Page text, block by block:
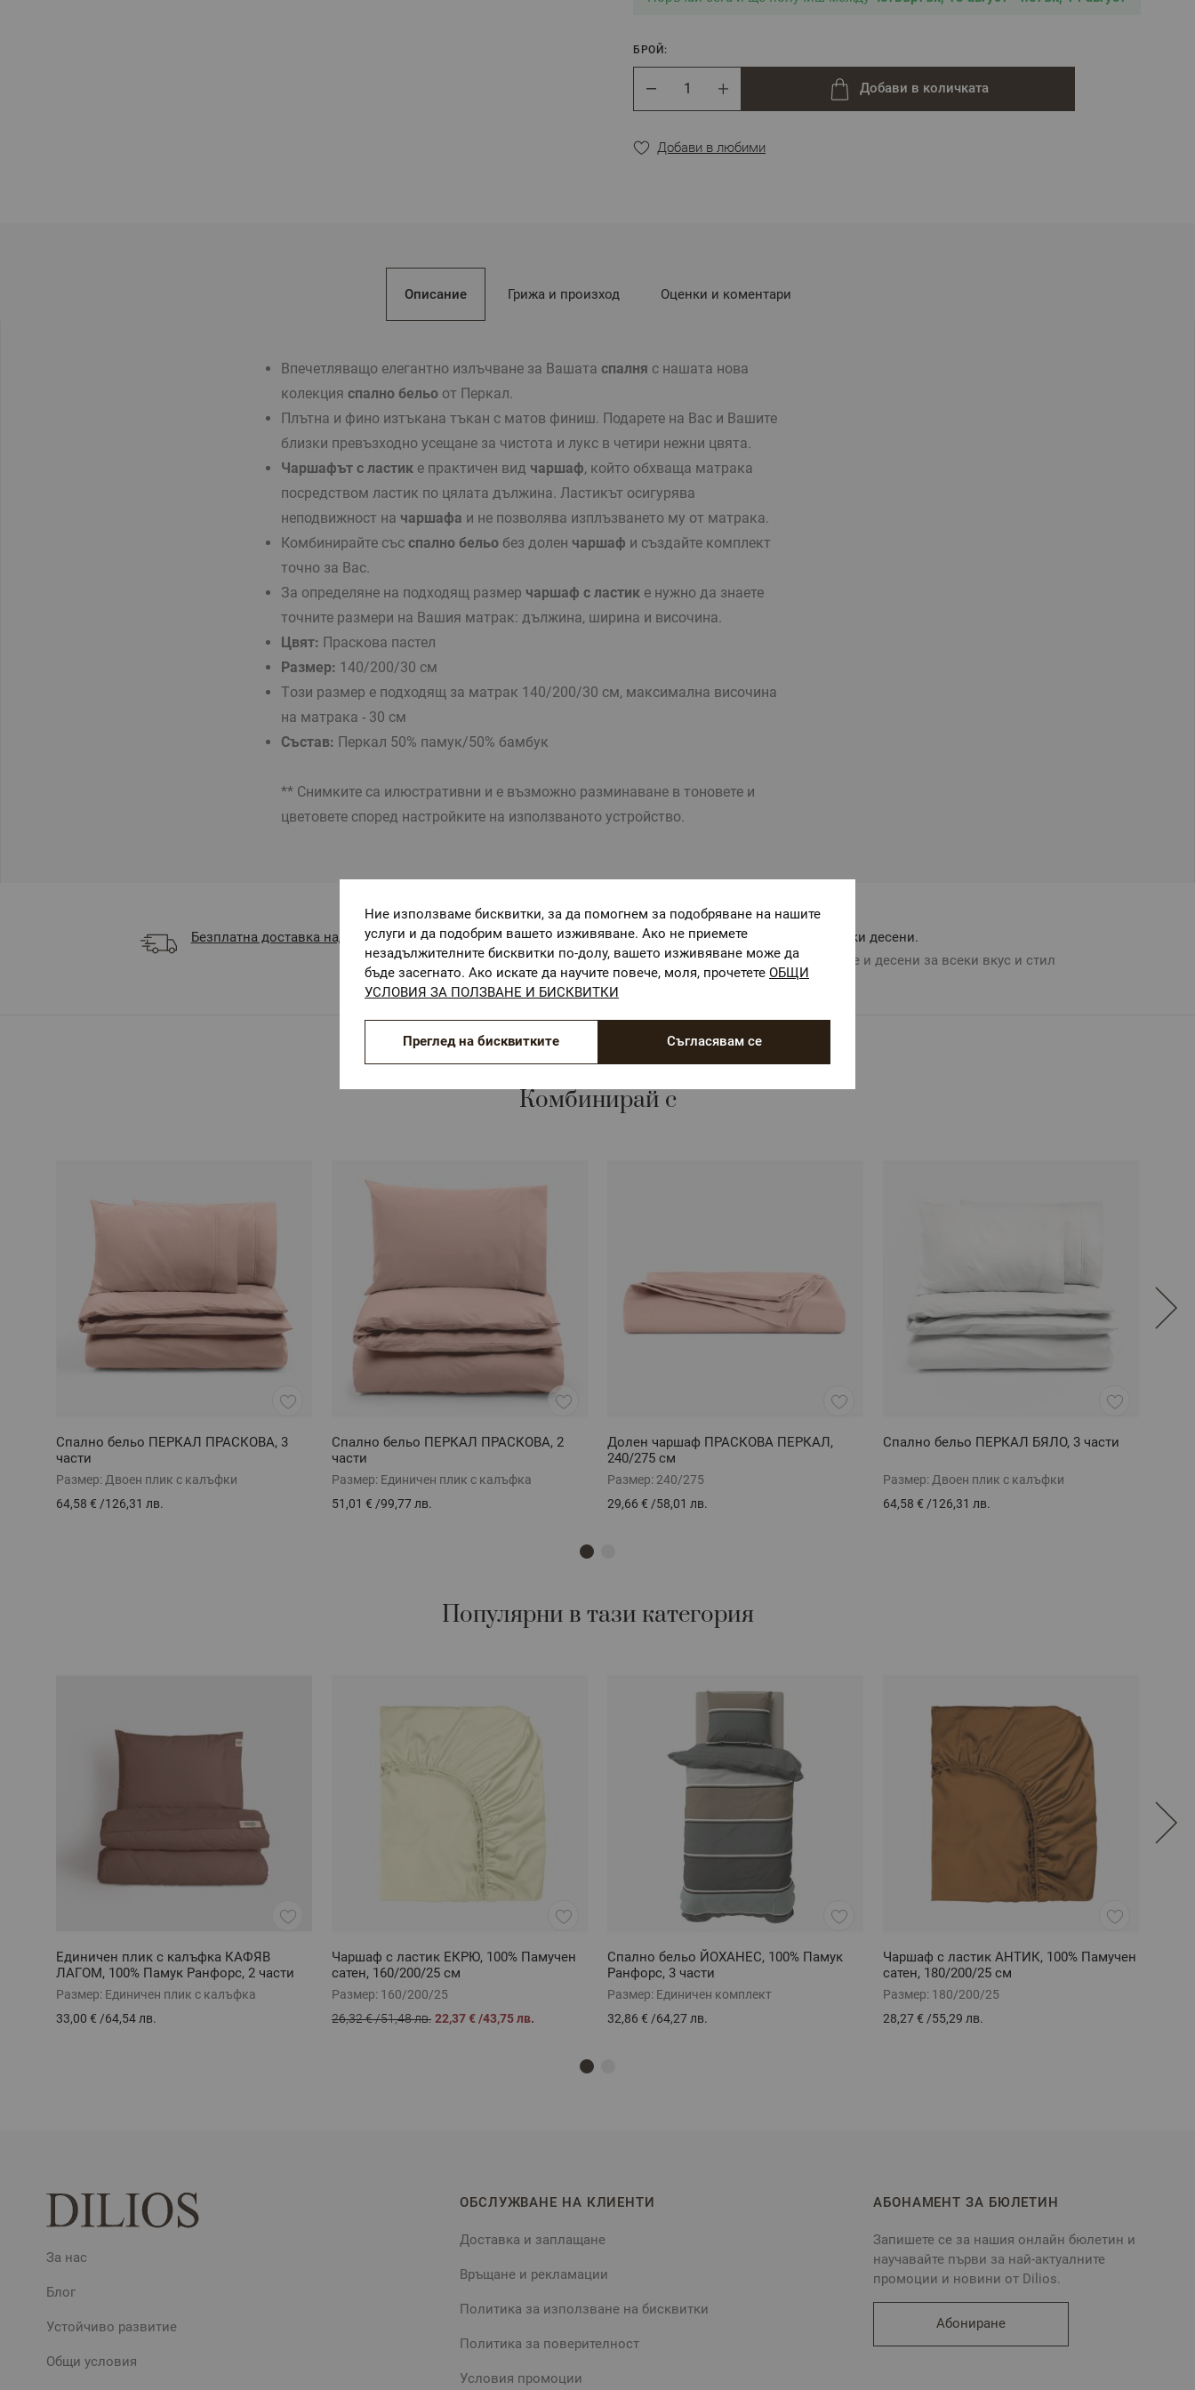
БРОЙ:
Добави в количката
Добави в любими
Описание
Впечетляващо елегантно излъчване за Вашата спалня с нашата нова
колекция спално бельо от Перкал.
Плътна и фино изтъкана тъкан с матов финиш. Подарете на Вас и Вашите
близки превъзходно усещане за чистота и лукс в четири нежни цвята.
Чаршафът с ластик е практичен вид чаршаф, който обхваща матрака
посредством ластик по цялата дължина. Ластикът осигурява
неподвижност на чаршафа и не позволява изплъзването му от матрака.
Комбинирайте със спално бельо без долен чаршаф и създайте комплект
точно за Вас.
За определяне на подходящ размер чаршаф с ластик е нужно да знаете
точните размери на Вашия матрак: дължина, ширина и височина.
Цвят: Праскова пастел
Размер: 140/200/30 см
Tози размер е подходящ за матрак 140/200/30 см, максимална височина
на матрака - 30 см
Състав: Перкал 50% памук/50% бамбук
** Снимките са илюстративни и е възможно разминаване в тоновете и
цветовете според настройките на използваното устройство.
Грижа и произход Оценки и коментари
Безплатна доставка над 68 €
ОЕКО-ТЕКС СТАНДАРТ 100
Текстилни материали, безопасни за Вашето здраве
Авторски десени.
Цветове и десени за всеки вкус и стил
Комбинирай с
Спално бельо ПЕРКАЛ ПРАСКОВА, 3
части
Размер: Двоен плик с калъфки
64,58 € /126,31 лв.
Спално бельо ПЕРКАЛ ПРАСКОВА, 2
части
Размер: Единичен плик с калъфка
51,01 € /99,77 лв.
Долен чаршаф ПРАСКОВА ПЕРКАЛ,
240/275 см
Размер: 240/275
29,66 € /58,01 лв.
Спално бельо ПЕРКАЛ БЯЛО, 3 части
Размер: Двоен плик с калъфки
64,58 € /126,31 лв.
Популярни в тази категория
Единичен плик с калъфка КАФЯВ
ЛАГОМ, 100% Памук Ранфорс, 2 части
Размер: Единичен плик с калъфка
33,00 € /64,54 лв.
Чаршаф с ластик ЕКРЮ, 100% Памучен
сатен, 160/200/25 см
Размер: 160/200/25
26,32 €/51,48 лв. 22,37 €/43,75 лв.
Спално бельо ЙОХАНЕС, 100% Памук
Ранфорс, 3 части
Размер: Единичен комплект
32,86 € /64,27 лв.
Чаршаф с ластик АНТИК, 100% Памучен
сатен, 180/200/25 см
Размер: 180/200/25
28,27 € /55,29 лв.
За нас
Блог
Устойчиво развитие
Общи условия
ОБСЛУЖВАНЕ НА КЛИЕНТИ
Доставка и заплащане
Връщане и рекламации
Политика за използване на бисквитки
Политика за поверителност
Условия промоции
АБОНАМЕНТ ЗА БЮЛЕТИН
Запишете се за нашия онлайн бюлетин и
научавайте първи за най-актуалните
промоции и новини от Dilios.
Абониране
Ние използваме бисквитки, за да помогнем за подобряване на нашите
услуги и да подобрим вашето изживяване. Ако не приемете
незадължителните бисквитки по-долу, вашето изживяване може да
бъде засегнато. Ако искате да научите повече, моля, прочетете ОБЩИ
УСЛОВИЯ ЗА ПОЛЗВАНЕ И БИСКВИТКИ
Съгласявам се
Преглед на бисквитките